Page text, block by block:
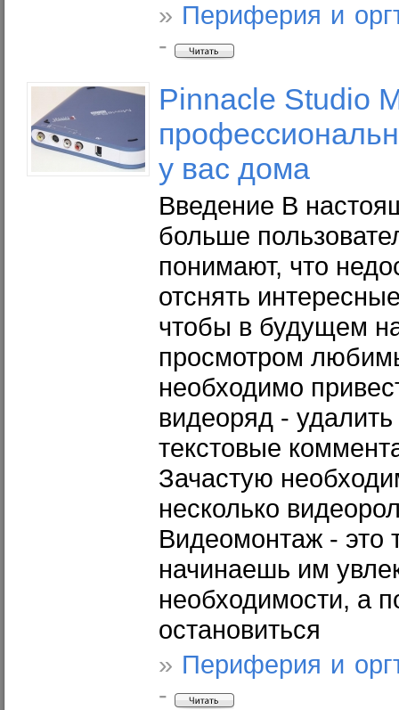
» Периферия и
-
Pinnacle Studio
у вас дома
Введение В
больше
понимают, что
отснять
чтобы в будущем
просмотром
необходимо
видеоряд -
текстовые
Зачастую
несколько
Видеомонтаж - это
начинаешь им
необходимости, а
остановиться
» Периферия и
-